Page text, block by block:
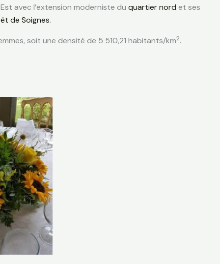
avec l’extension moderniste du quartier nord et ses
de Soignes.
soit une densité de 5 510,21 habitants/km2.